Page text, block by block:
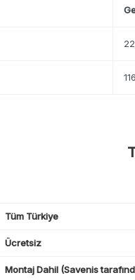
116
Tüm Türkiye
Ücretsiz
Montaj Dahil (Savenis